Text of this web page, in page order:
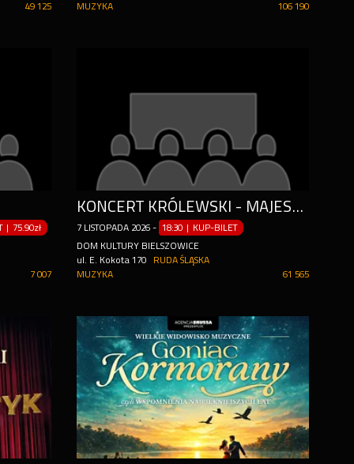
49 125
106 190
MUZYKA
| 75.90zł
7 007
KONCERT KRÓLEWSKI - MAJESTAT KLASYKI
7 LISTOPADA 2026 - 18:30 | KUP-BILET
DOM KULTURY BIELSZOWICE
ul. E. Kokota 170
RUDA ŚLĄSKA
61 565
MUZYKA